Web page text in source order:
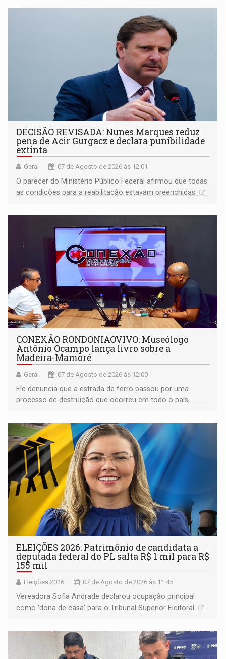
DECISÃO REVISADA: Nunes Marques reduz
pena de Acir Gurgacz e declara punibilidade
extinta
Geral 07 de Agosto de 2026 às 12:01
O parecer do Ministério Público Federal afirmou que todas
as condições para a reabilitação estavam preenchidas
CONEXÃO RONDONIAOVIVO: Museólogo
Antônio Ocampo lança livro sobre a
Madeira-Mamoré
Geral 07 de Agosto de 2026 às 12:00
Ele denuncia que a estrada de ferro passou por uma
processo de destruição que ocorreu em todo o país,
ELEIÇÕES 2026: Patrimônio de candidata a
deputada federal do PL salta R$ 1 mil para R$
155 mil
Eleições 2026 07 de Agosto de 2026 às 11:45
Vereadora Sofia Andrade declarou ocupação principal
como ‘dona de casa’ para o Tribunal Superior Eleitoral